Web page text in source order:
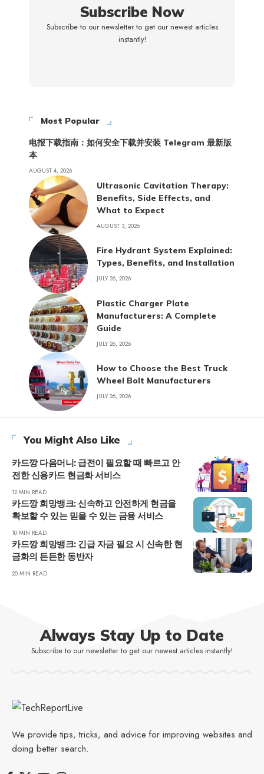
Subscribe Now
Subscribe to our newsletter to get our newest articles
instantly!
Most Popular
电报下载指南：如何安全下载并安装 Telegram 最新版
本
AUGUST 4, 2026
Ultrasonic Cavitation Therapy:
Benefits, Side Effects, and
What to Expect
AUGUST 3, 2026
Fire Hydrant System Explained:
Types, Benefits, and Installation
JULY 26, 2026
Plastic Charger Plate
Manufacturers: A Complete
Guide
JULY 26, 2026
How to Choose the Best Truck
Wheel Bolt Manufacturers
JULY 26, 2026
You Might Also Like
카드깡 다음머니: 급전이 필요할 때 빠르고 안
전한 신용카드 현금화 서비스
12 MIN READ
카드깡 희망뱅크: 신속하고 안전하게 현금을
확보할 수 있는 믿을 수 있는 금융 서비스
10 MIN READ
카드깡 희망뱅크: 긴급 자금 필요 시 신속한 현
금화의 든든한 동반자
20 MIN READ
Always Stay Up to Date
Subscribe to our newsletter to get our newest articles instantly!
We provide tips, tricks, and advice for improving websites and
doing better search.